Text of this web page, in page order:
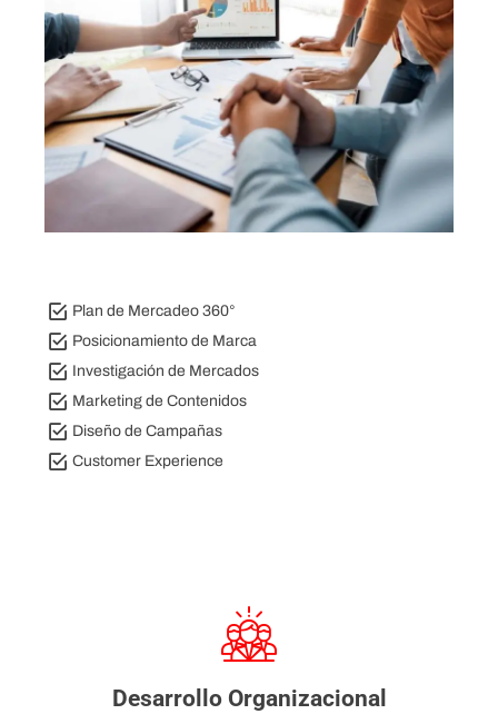
Plan de Mercadeo 360°
Posicionamiento de Marca
Investigación de Mercados
Marketing de Contenidos
Diseño de Campañas
Customer Experience
Desarrollo Organizacional